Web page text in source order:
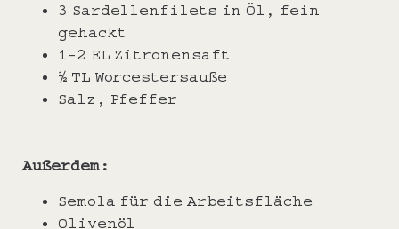
3 Sardellenfilets in Öl, fein
gehackt
1-2 EL Zitronensaft
½ TL Worcestersauße
Salz, Pfeffer
Außerdem:
Semola für die Arbeitsfläche
Olivenöl